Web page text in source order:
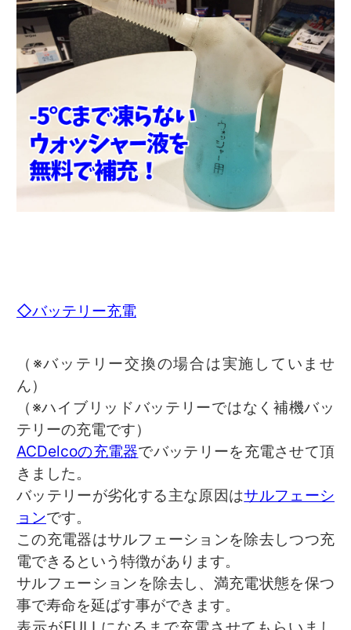
◇バッテリー充電
（※バッテリー交換の場合は実施していませ
ん）
（※ハイブリッドバッテリーではなく補機バッ
テリーの充電です）
ACDelcoの充電器でバッテリーを充電させて頂
きました。
バッテリーが劣化する主な原因はサルフェーシ
ョンです。
この充電器はサルフェーションを除去しつつ充
電できるという特徴があります。
サルフェーションを除去し、満充電状態を保つ
事で寿命を延ばす事ができます。